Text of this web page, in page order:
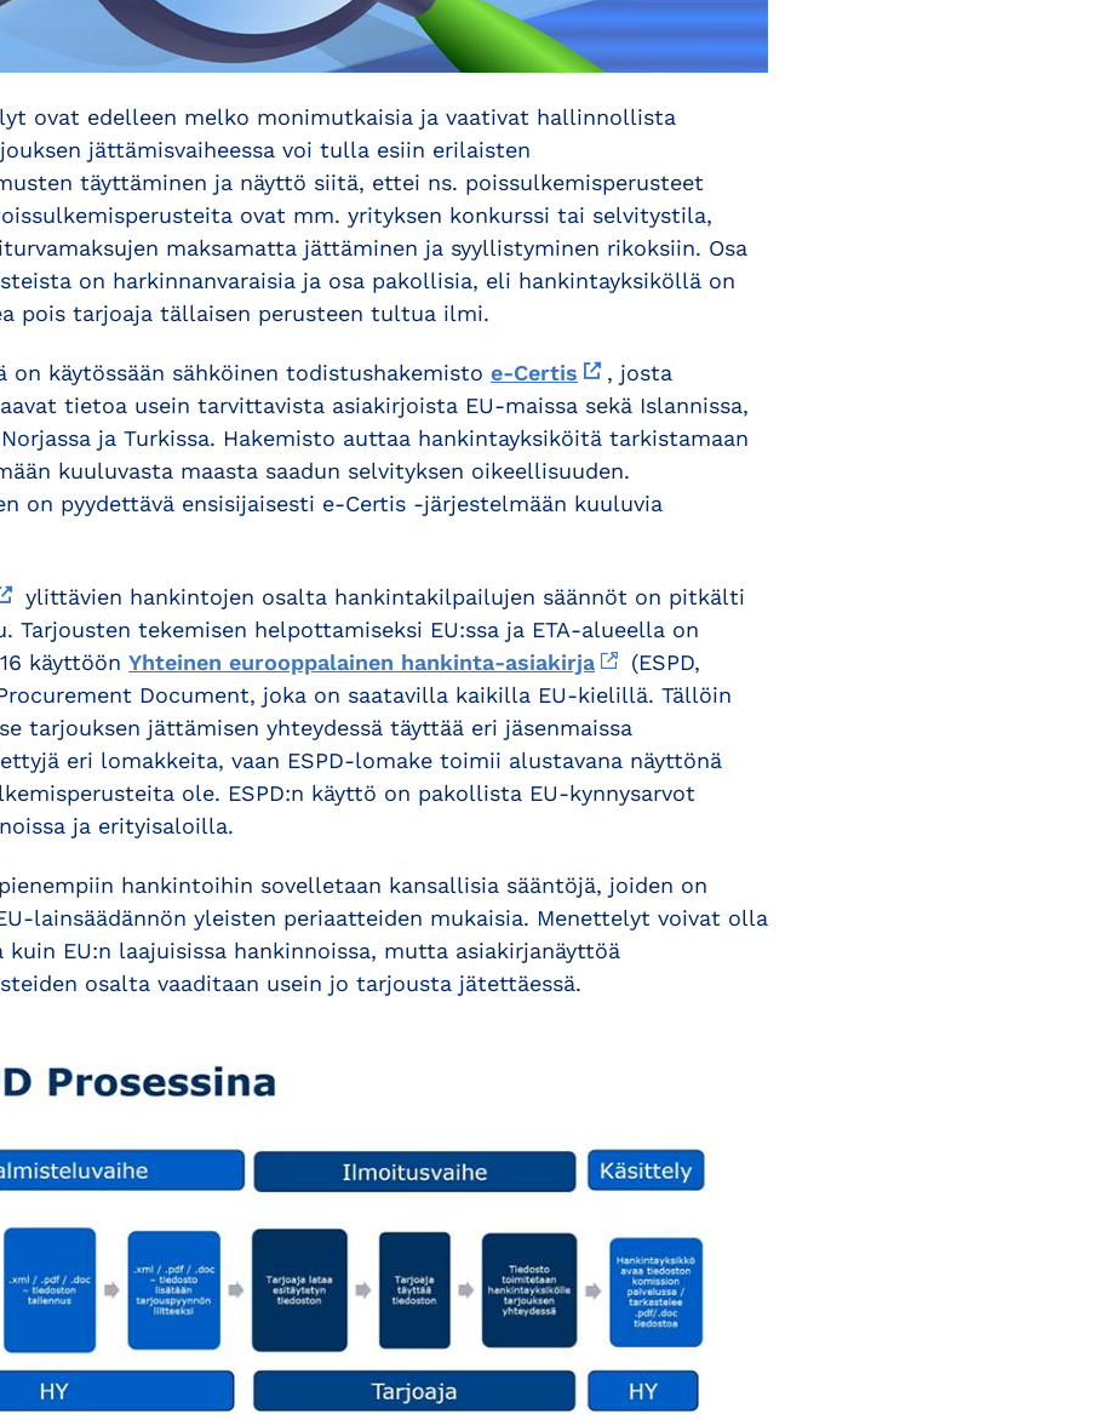
ovat edelleen melko monimutkaisia ja vaativat hallinnollista
jättämisvaiheessa voi tulla esiin erilaisten
täyttäminen ja näyttö siitä, ettei ns. poissulkemisperusteet
ovat mm. yrityksen konkurssi tai selvitystila,
maksamatta jättäminen ja syyllistyminen rikoksiin. Osa
on harkinnanvaraisia ja osa pakollisia, eli hankintayksiköllä on
pois tarjoaja tällaisen perusteen tultua ilmi.
on käytössään sähköinen todistushakemisto e-Certis
, josta
tietoa usein tarvittavista asiakirjoista EU-maissa sekä Islannissa,
ja Turkissa. Hakemisto auttaa hankintayksiköitä tarkistamaan
kuuluvasta maasta saadun selvityksen oikeellisuuden.
on pyydettävä ensisijaisesti e-Certis -järjestelmään kuuluvia
ylittävien hankintojen osalta hankintakilpailujen säännöt on pitkälti
Tarjousten tekemisen helpottamiseksi EU:ssa ja ETA-alueella on
käyttöön Yhteinen eurooppalainen hankinta-asiakirja
(ESPD,
Document, joka on saatavilla kaikilla EU-kielillä. Tällöin
tarjouksen jättämisen yhteydessä täyttää eri jäsenmaissa
eri lomakkeita, vaan ESPD-lomake toimii alustavana näyttönä
ole. ESPD:n käyttö on pakollista EU-kynnysarvot
ja erityisaloilla.
hankintoihin sovelletaan kansallisia sääntöjä, joiden on
lainsäädännön yleisten periaatteiden mukaisia. Menettelyt voivat olla
kuin EU:n laajuisissa hankinnoissa, mutta asiakirjanäyttöä
osalta vaaditaan usein jo tarjousta jätettäessä.